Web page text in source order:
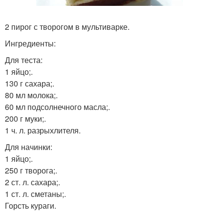
2 пирог с творогом в мультиварке.
Ингредиенты:
Для теста:
1 яйцо;.
130 г сахара;.
80 мл молока;.
60 мл подсолнечного масла;.
200 г муки;.
1 ч. л. разрыхлителя.
Для начинки:
1 яйцо;.
250 г творога;.
2 ст. л. сахара;.
1 ст. л. сметаны;.
Горсть кураги.